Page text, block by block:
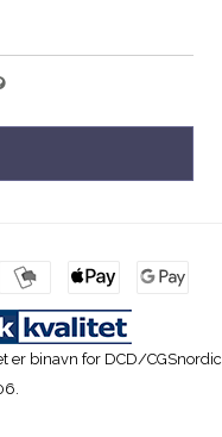
er binavn for DCD/CGSnordic